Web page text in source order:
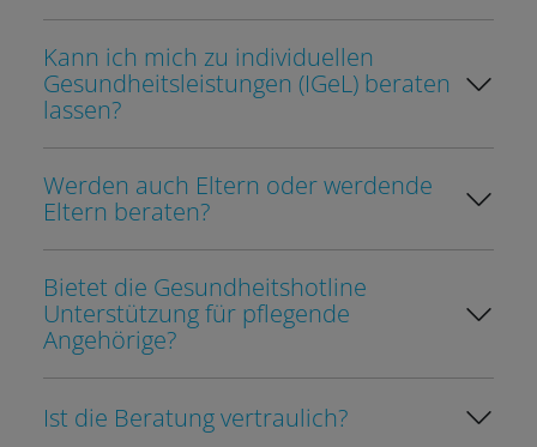
Kann ich mich zu individuellen
Gesundheitsleistungen (IGeL) beraten
lassen?
Werden auch Eltern oder werdende
Eltern beraten?
Bietet die Gesundheitshotline
Unterstützung für pflegende
Angehörige?
Ist die Beratung vertraulich?